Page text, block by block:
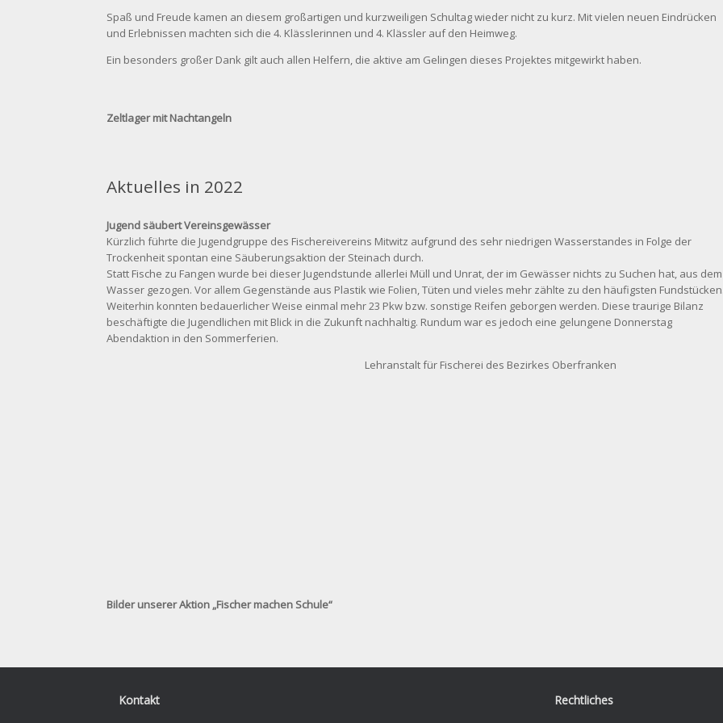
Spaß und Freude kamen an diesem großartigen und kurzweiligen Schultag wieder nicht zu kurz. Mit vielen neuen Eindrücken
und Erlebnissen machten sich die 4. Klässlerinnen und 4. Klässler auf den Heimweg.
Ein besonders großer Dank gilt auch allen Helfern, die aktive am Gelingen dieses Projektes mitgewirkt haben.
Zeltlager mit Nachtangeln
Aktuelles in 2022
Jugend säubert Vereinsgewässer
Kürzlich führte die Jugendgruppe des Fischereivereins Mitwitz aufgrund des sehr niedrigen Wasserstandes in Folge der
Trockenheit spontan eine Säuberungsaktion der Steinach durch.
Statt Fische zu Fangen wurde bei dieser Jugendstunde allerlei Müll und Unrat, der im Gewässer nichts zu Suchen hat, aus dem
Wasser gezogen. Vor allem Gegenstände aus Plastik wie Folien, Tüten und vieles mehr zählte zu den häufigsten
Weiterhin konnten bedauerlicher Weise einmal mehr 23 Pkw bzw. sonstige Reifen geborgen werden. Diese traurige Bilanz
beschäftigte die Jugendlichen mit Blick in die Zukunft nachhaltig. Rundum war es jedoch eine gelungene Donnerstag
Abendaktion in den Sommerferien.
Lehranstalt für Fischerei des Bezirkes Oberfranken
Bilder unserer Aktion „Fischer machen Schule“
Kontakt Rechtliches